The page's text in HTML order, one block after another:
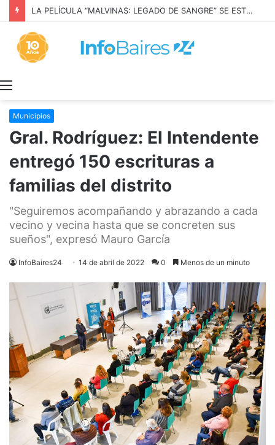
LA PELÍCULA “MALVINAS: LEGADO DE SANGRE” SE ESTRENARÁ EN PRIME VIDEO
Municipios
Gral. Rodríguez: El Intendente
entregó 150 escrituras a
familias del distrito
"Seguiremos acompañando y abrazando a cada
vecino y vecina hasta que se concreten sus
sueños", expresó Mauro García
InfoBaires24 14 de abril de 2022 0 Menos de un minuto